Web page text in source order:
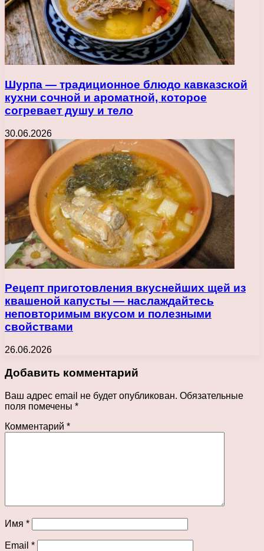
Шурпа — традиционное блюдо кавказской
кухни сочной и ароматной, которое
согревает душу и тело
30.06.2026
Рецепт приготовления вкуснейших щей из
квашеной капусты — наслаждайтесь
неповторимым вкусом и полезными
свойствами
26.06.2026
Добавить комментарий
Ваш адрес email не будет опубликован. Обязательные
поля помечены *
Комментарий *
Имя *
Email *